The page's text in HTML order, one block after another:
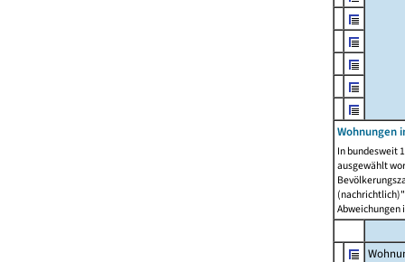
Wohnungen
In bundesweit
ausgewählt
Abweichungen